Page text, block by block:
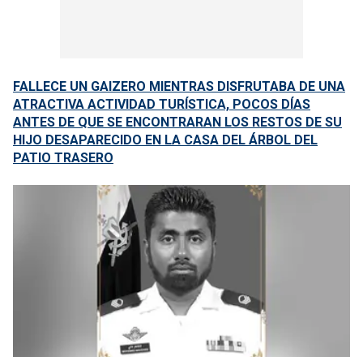
FALLECE UN GAIZERO MIENTRAS DISFRUTABA DE UNA
ATRACTIVA ACTIVIDAD TURÍSTICA, POCOS DÍAS
ANTES DE QUE SE ENCONTRARAN LOS RESTOS DE SU
HIJO DESAPARECIDO EN LA CASA DEL ÁRBOL DEL
PATIO TRASERO